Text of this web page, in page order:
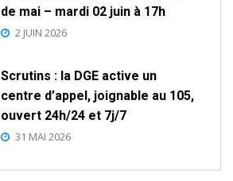
de mai – mardi 02 juin à 17h
2 JUIN 2026
Scrutins : la DGE active un
centre d’appel, joignable au 105,
ouvert 24h/24 et 7j/7
31 MAI 2026